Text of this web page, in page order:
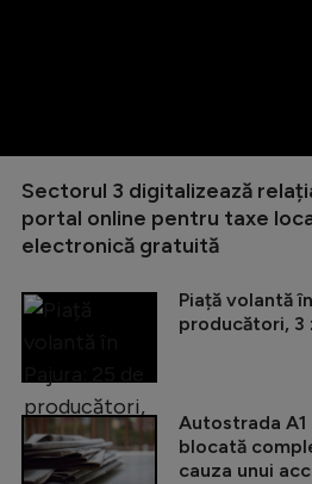
Sectorul 3 digitalizează
portal online pentru taxe
electronică gratuită
Piață volantă
producători, 3
Autostrada A1
blocată
cauza unui